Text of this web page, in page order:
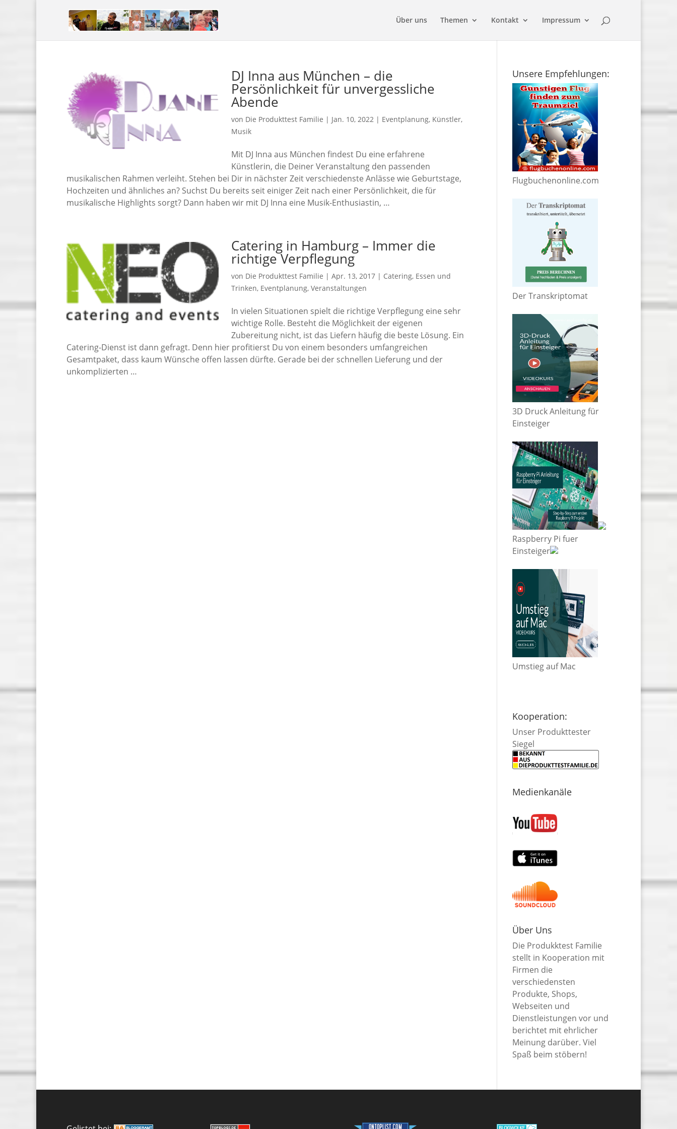
Über uns Themen Kontakt Impressum
DJ Inna aus München – die
Persönlichkeit für unvergessliche
Abende
von Die Produkttest Familie | Jan. 10, 2022 | Eventplanung, Künstler,
Musik
Mit DJ Inna aus München findest Du eine erfahrene
Künstlerin, die Deiner Veranstaltung den passenden
musikalischen Rahmen verleiht. Stehen bei Dir in nächster Zeit verschiedenste Anlässe wie Geburtstage,
Hochzeiten und ähnliches an? Suchst Du bereits seit einiger Zeit nach einer Persönlichkeit, die für
musikalische Highlights sorgt? Dann haben wir mit DJ Inna eine Musik-Enthusiastin, …
Catering in Hamburg – Immer die
richtige Verpflegung
von Die Produkttest Familie |Apr. 13, 2017 | Catering, Essen und
Trinken, Eventplanung,Veranstaltungen
In vielen Situationen spielt die richtige Verpflegung eine sehr
wichtige Rolle. Besteht die Möglichkeit der eigenen
Zubereitung nicht, ist das Liefern häufig die beste Lösung. Ein
Catering-Dienst ist dann gefragt. Denn hier profitierst Du von einem besonders umfangreichen
Gesamtpaket, dass kaum Wünsche offen lassen dürfte. Gerade bei der schnellen Lieferung und der
unkomplizierten …
Unsere Empfehlungen:
Flugbuchenonline.com
Der Transkriptomat
3D Druck Anleitung für
Einsteiger
Raspberry Pi fuer
Einsteiger
Umstieg auf Mac
Kooperation:
Unser Produkttester
Siegel
Medienkanäle
Über Uns
Die Produkktest Familie
stellt in Kooperation mit
Firmen die
verschiedensten
Produkte, Shops,
Webseiten und
Dienstleistungen vor und
berichtet mit ehrlicher
Meinung darüber. Viel
Spaß beim stöbern!